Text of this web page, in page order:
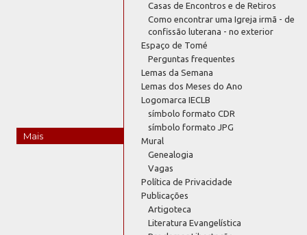
Mais
Casas de Encontros e de Retiros
Como encontrar uma Igreja irmã - de
confissão luterana - no exterior
Espaço de Tomé
Perguntas frequentes
Lemas da Semana
Lemas dos Meses do Ano
Logomarca IECLB
símbolo formato CDR
símbolo formato JPG
Mural
Genealogia
Vagas
Política de Privacidade
Publicações
Artigoteca
Literatura Evangelística